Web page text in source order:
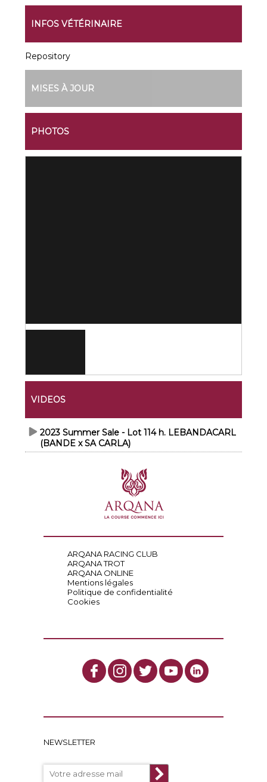
INFOS VÉTÉRINAIRE
Repository
MISES À JOUR
PHOTOS
VIDEOS
2023 Summer Sale - Lot 114 h. LEBANDACARL
(BANDE x SA CARLA)
ARQANA RACING CLUB
ARQANA TROT
ARQANA ONLINE
Mentions légales
Politique de confidentialité
Cookies
NEWSLETTER